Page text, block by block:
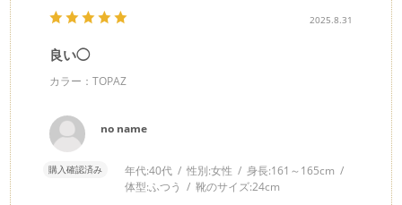
2025.8.31
良い◯
カラー：TOPAZ
no name
購入確認済み 年代:40代 性別:女性 身長:161～165cm
体型:ふつう 靴のサイズ:24cm